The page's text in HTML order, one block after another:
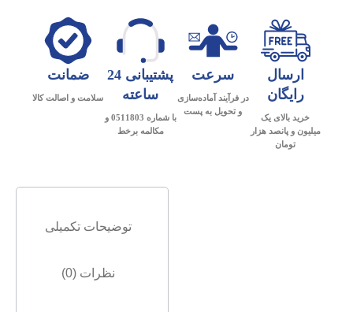
ارسال
رایگان
خرید بالای یک
میلیون و پانصد هزار
تومان
سرعت
در فرآیند آماده‌سازی
و تحویل به پست
پشتیبانی 24
ساعته
با شماره 0511803 و
مکالمه برخط
ضمانت
سلامت و اصالت کالا
توضیحات تکمیلی
نظرات (0)